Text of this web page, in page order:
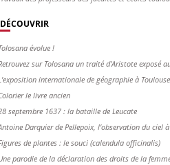
DÉCOUVRIR
évolue !
sur Tolosana un traité d'Aristote exposé
internationale de géographie à
le livre ancien
septembre 1637 : la bataille de Leucate
Darquier de Pellepoix, l’observation du ciel
de plantes : le souci (calendula officinalis)
parodie de la déclaration des droits de la